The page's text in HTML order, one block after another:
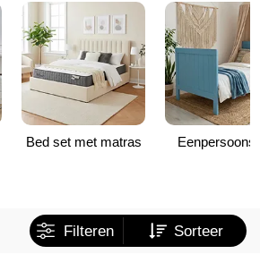
Bed set met matras
Filteren Sorteer